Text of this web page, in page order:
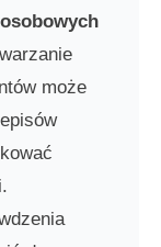
może